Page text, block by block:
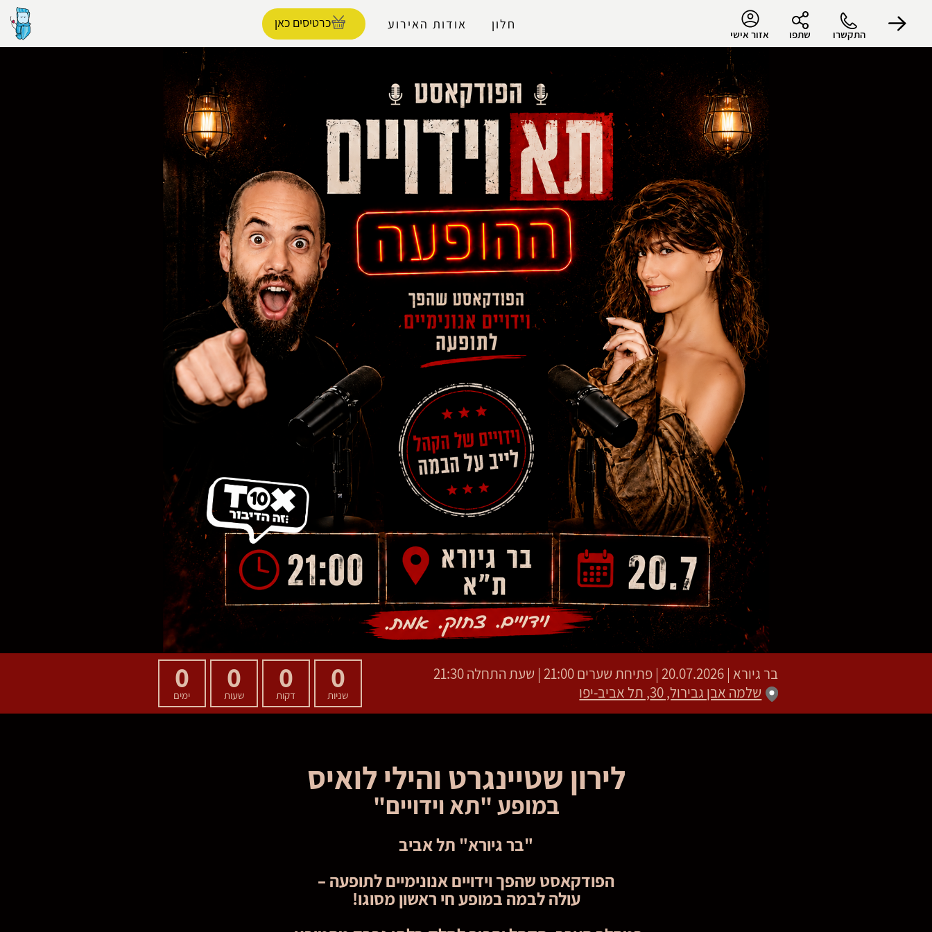
התקשרו שתפו אזור אישי
חלון אודות האירוע כרטיסים כאן
בר גיורא | 20.07.2026 | פתיחת שערים 21:00 | שעת התחלה 21:30
שלמה אבן גבירול, 30, תל אביב-יפו
0
שניות
0
דקות
0
שעות
0
ימים
לירון שטיינגרט והילי לואיס
במופע "תא וידויים"
"בר גיורא" תל אביב
הפודקאסט שהפך וידויים אנונימיים לתופעה –
עולה לבמה במופע חי ראשון מסוגו!